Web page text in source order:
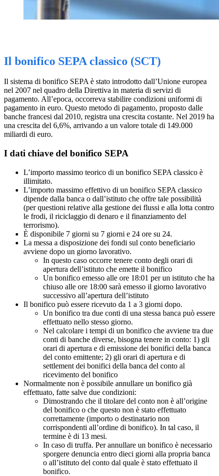
Il bonifico SEPA classico (SCT)
Il sistema di bonifico SEPA è stato introdotto dall’Unione europea
nel 2007 nel quadro della Direttiva in materia di servizi di
pagamento. All’epoca, occorreva stabilire condizioni uniformi di
pagamento in euro. Questo metodo di pagamento, proposto dalle
banche francesi dal 2010, registra una crescita costante. Nel 2019 ha
una crescita del 6,6%, arrivando a un valore totale di 149.000
miliardi di euro.
I dati chiave del bonifico SEPA
L’importo massimo teorico di un bonifico SEPA classico è
illimitato.
L’importo massimo effettivo di un bonifico SEPA classico
dipende dalla banca o dall’istituto che offre tale possibilità
(per questioni relative alla gestione dei flussi e alla lotta contro
le frodi, il riciclaggio di denaro e il finanziamento del
terrorismo).
È disponibile 7 giorni su 7 giorni e 24 ore su 24.
La messa a disposizione dei fondi sul conto beneficiario
avviene dopo un giorno lavorativo.
In questo caso occorre tenere conto degli orari di
apertura dell’istituto che emette il bonifico
Un bonifico emesso alle ore 18:01 per un istituto che ha
chiuso alle ore 18:00 sarà emesso il giorno lavorativo
successivo all’apertura dell’istituto
Il bonifico può essere ricevuto da 1 a 3 giorni dopo.
Un bonifico tra due conti di una stessa banca può essere
effettuato nello stesso giorno.
Nel calcolare i tempi di un bonifico che avviene tra due
conti di banche diverse, bisogna tenere in conto: 1) gli
orari di apertura e di emissione dei bonifici della banca
del conto emittente; 2) gli orari di apertura e di
settlement dei bonifici della banca del conto al
ricevimento del bonifico
Normalmente non è possibile annullare un bonifico già
effettuato, fatte salve due condizioni:
Dimostrando che il titolare del conto non è all’origine
del bonifico o che questo non è stato effettuato
correttamente (importo o destinatario non
corrispondenti all’ordine di bonifico). In tal caso, il
termine è di 13 mesi.
In caso di truffa. Per annullare un bonifico è necessario
sporgere denuncia entro dieci giorni alla propria banca
o all’istituto del conto dal quale è stato effettuato il
bonifico.